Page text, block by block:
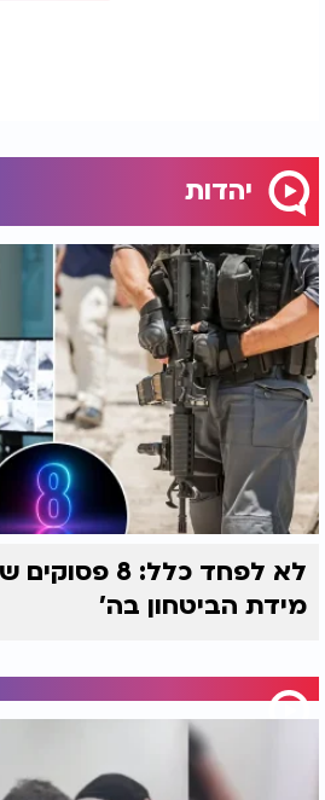
יהדות
לא לפחד כלל:
מידת הביטחון בה'